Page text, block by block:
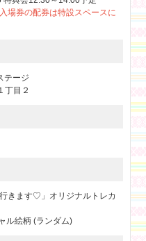
場券の配券は特設スペースに
テージ
丁目２
きます♡」オリジナルトレカ
ル絵柄 (ランダム)